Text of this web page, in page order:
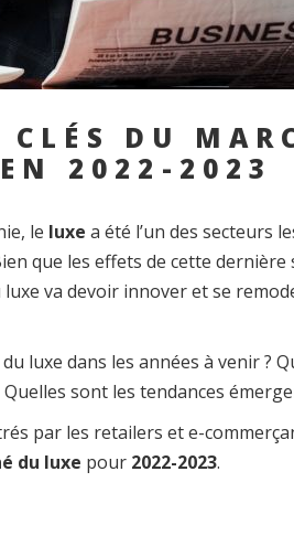
CLÉS DU
2022-2023
le luxe a été l’un des secteurs
que les effets de cette
luxe va devoir innover et se
luxe dans les années à venir ?
sont les tendances
par les retailers et e-
du luxe pour 2022-2023.